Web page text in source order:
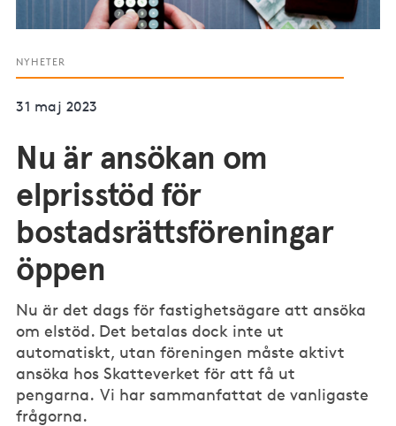
NYHETER
31 maj 2023
Nu är ansökan om
elprisstöd för
bostadsrättsföreningar
öppen
Nu är det dags för fastighetsägare att ansöka
om elstöd. Det betalas dock inte ut
automatiskt, utan föreningen måste aktivt
ansöka hos Skatteverket för att få ut
pengarna. Vi har sammanfattat de vanligaste
frågorna.